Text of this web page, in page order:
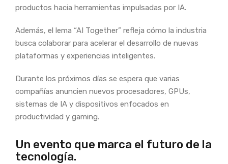
productos hacia herramientas impulsadas por IA.
Además, el lema “AI Together” refleja cómo la industria
busca colaborar para acelerar el desarrollo de nuevas
plataformas y experiencias inteligentes.
Durante los próximos días se espera que varias
compañías anuncien nuevos procesadores, GPUs,
sistemas de IA y dispositivos enfocados en
productividad y gaming.
Un evento que marca el futuro de la
tecnología.